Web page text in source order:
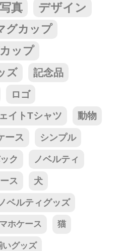
写真
デザイン
グカップ
ップ
ズ
記念品
ロゴ
イトTシャツ 動物
ース シンプル
ク ノベルティ
ス 犬
ベルティグッズ
ホケース 猫
いグッズ